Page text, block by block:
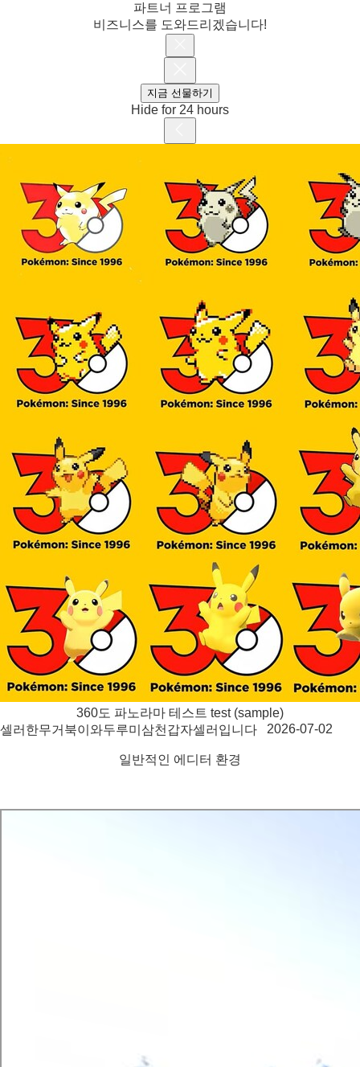
파트너 프로그램
비즈니스를 도와드리겠습니다!
지금 선물하기
Hide for 24 hours
360도 파노라마 테스트 test (sample)
셀러한무거북이와두루미삼천갑자셀러입니다
2026-07-02
일반적인 에디터 환경